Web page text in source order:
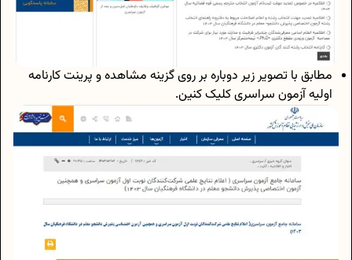
مطابق با تصویر زیر دوباره بر روی گزینه مشاهده و پرینت کارنامه
اولیه آزمون سراسری کلیک کنین.